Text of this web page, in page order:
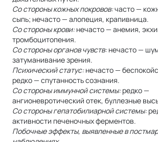
Со стороны кожных покровов:часто —
сыпь; нечасто — алопеция, крапивница.
Со стороны крови:нечасто — анемия,
тромбоцитопения.
Со стороны органов чувств:нечасто —
затуманивание зрения.
Психический статус:нечасто —
редко — спутанность сознания.
Со стороны иммунной системы:редко —
ангионевротический отек, буллезные
Со стороны гепатобилиарной системы:
активности печеночных ферментов.
Побочные эффекты, выявленные в